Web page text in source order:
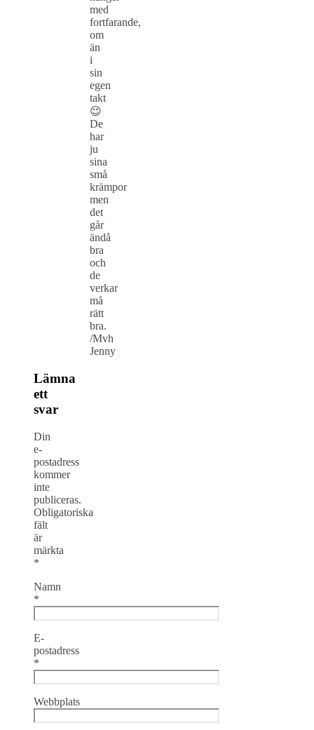
med
fortfarande,
om
än
i
sin
egen
takt
😉
De
har
ju
sina
små
krämpor
men
det
går
ändå
bra
och
de
verkar
må
rätt
bra.
/Mvh
Jenny
Lämna
ett
svar
Din
e-
postadress
kommer
inte
publiceras.
Obligatoriska
fält
är
märkta
*
Namn
*
E-
postadress
*
Webbplats